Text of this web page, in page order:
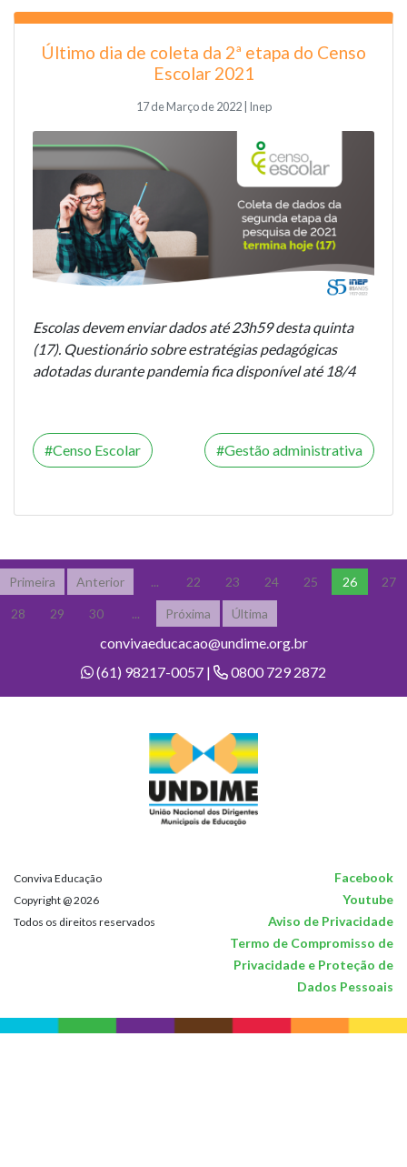
Último dia de coleta da 2ª etapa do Censo
Escolar 2021
17 de Março de 2022 | Inep
Escolas devem enviar dados até 23h59 desta quinta
(17). Questionário sobre estratégias pedagógicas
adotadas durante pandemia fica disponível até 18/4
Censo Escolar Gestão administrativa
Primeira Anterior ... 22 23 24 25 26 27
28 29 30 ... Próxima Última
convivaeducacao@undime.org.br
(61) 98217-0057 |
0800 729 2872
Conviva Educação Facebook
Copyright @ 2026 Youtube
Todos os direitos reservados
Aviso de Privacidade
Termo de Compromisso de
Privacidade e Proteção de
Dados Pessoais